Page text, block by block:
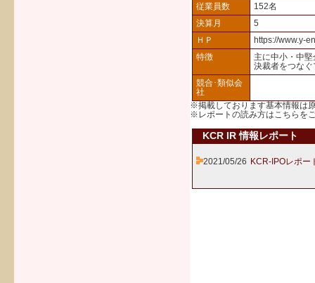
従業員数
152名
決算月
5
ＨＰ
https://www.y-
特徴
主に中小・中
決裁者をつな
競合･類似会
社
※掲載しております基本情報は
※レポートの読み方はこちら を
KCR IR 情報レポート
2021/05/26 KCR-IPOレポー